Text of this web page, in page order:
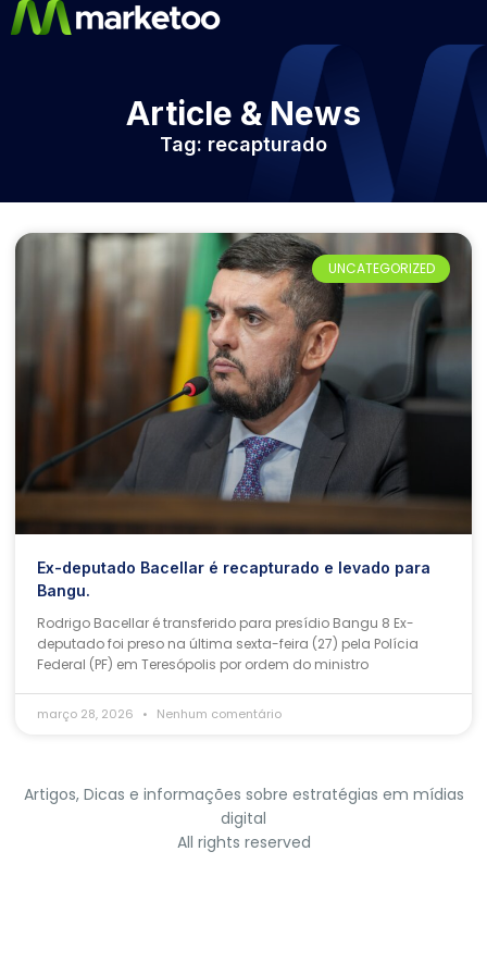
Article & News
Tag: recapturado
UNCATEGORIZED
Ex-deputado Bacellar é recapturado e levado para
Bangu.
Rodrigo Bacellar é transferido para presídio Bangu 8 Ex-
deputado foi preso na última sexta-feira (27) pela Polícia
Federal (PF) em Teresópolis por ordem do ministro
março 28, 2026 Nenhum comentário
Artigos, Dicas e informações sobre estratégias em mídias
digital
All rights reserved